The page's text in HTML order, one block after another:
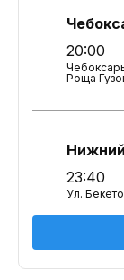
20:00
Роща
23:40
Ул.